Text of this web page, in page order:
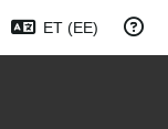
ET (EE)